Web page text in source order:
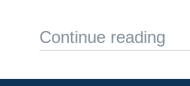
Continue reading